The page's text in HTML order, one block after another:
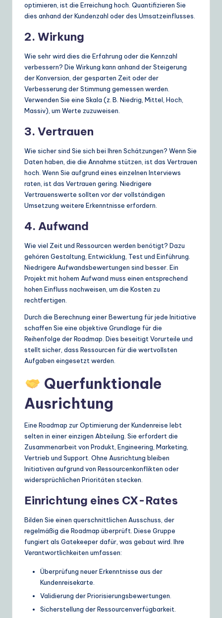
optimieren, ist die Erreichung hoch. Quantifizieren Sie
dies anhand der Kundenzahl oder des Umsatzeinflusses.
2. Wirkung
Wie sehr wird dies die Erfahrung oder die Kennzahl
verbessern? Die Wirkung kann anhand der Steigerung
der Konversion, der gesparten Zeit oder der
Verbesserung der Stimmung gemessen werden.
Verwenden Sie eine Skala (z. B. Niedrig, Mittel, Hoch,
Massiv), um Werte zuzuweisen.
3. Vertrauen
Wie sicher sind Sie sich bei Ihren Schätzungen? Wenn Sie
Daten haben, die die Annahme stützen, ist das Vertrauen
hoch. Wenn Sie aufgrund eines einzelnen Interviews
raten, ist das Vertrauen gering. Niedrigere
Vertrauenswerte sollten vor der vollständigen
Umsetzung weitere Erkenntnisse erfordern.
4. Aufwand
Wie viel Zeit und Ressourcen werden benötigt? Dazu
gehören Gestaltung, Entwicklung, Test und Einführung.
Niedrigere Aufwandsbewertungen sind besser. Ein
Projekt mit hohem Aufwand muss einen entsprechend
hohen Einfluss nachweisen, um die Kosten zu
rechtfertigen.
Durch die Berechnung einer Bewertung für jede Initiative
schaffen Sie eine objektive Grundlage für die
Reihenfolge der Roadmap. Dies beseitigt Vorurteile und
stellt sicher, dass Ressourcen für die wertvollsten
Aufgaben eingesetzt werden.
Querfunktionale
Ausrichtung
Eine Roadmap zur Optimierung der Kundenreise lebt
selten in einer einzigen Abteilung. Sie erfordert die
Zusammenarbeit von Produkt, Engineering, Marketing,
Vertrieb und Support. Ohne Ausrichtung bleiben
Initiativen aufgrund von Ressourcenkonflikten oder
widersprüchlichen Prioritäten stecken.
Einrichtung eines CX-Rates
Bilden Sie einen querschnittlichen Ausschuss, der
regelmäßig die Roadmap überprüft. Diese Gruppe
fungiert als Gatekeeper dafür, was gebaut wird. Ihre
Verantwortlichkeiten umfassen:
Überprüfung neuer Erkenntnisse aus der
Kundenreisekarte.
Validierung der Priorisierungsbewertungen.
Sicherstellung der Ressourcenverfügbarkeit.